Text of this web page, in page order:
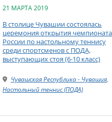
21 МАРТА 2019
В столице Чувашии состоялась
церемония открытия чемпионата
России по настольному теннису
среди спортсменов с ПОДА,
выступающих стоя (6-10 класс)
Чувашская Республика - Чувашия,
Настольный теннис (ПОДА)